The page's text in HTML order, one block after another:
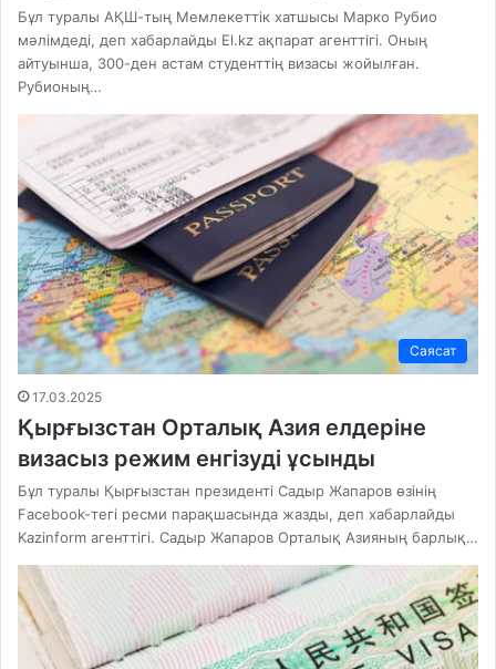
Бұл туралы АҚШ-тың Мемлекеттік хатшысы Марко Рубио
мәлімдеді, деп хабарлайды El.kz ақпарат агенттігі. Оның
айтуынша, 300-ден астам студенттің визасы жойылған.
Рубионың…
Саясат
17.03.2025
Қырғызстан Орталық Азия елдеріне
визасыз режим енгізуді ұсынды
Бұл туралы Қырғызстан президенті Садыр Жапаров өзінің
Facebook-тегі ресми парақшасында жазды, деп хабарлайды
Kazinform агенттігі. Садыр Жапаров Орталық Азияның барлық…